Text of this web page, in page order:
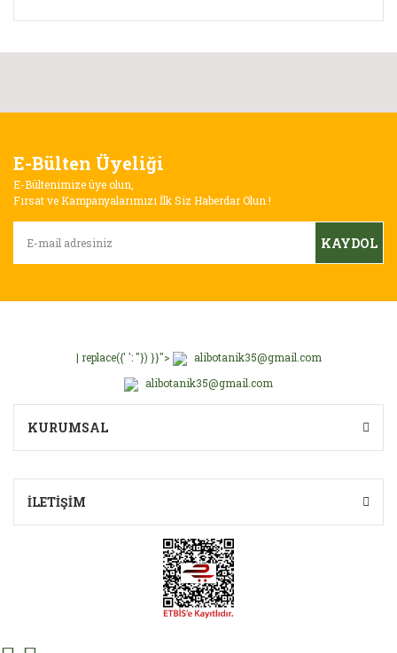
Görüş ve önerileriniz için teşekkür ederiz.
Ürün resmi kalitesiz, bozuk veya görüntülenemiyor.
Ürün açıklamasında eksik bilgiler bulunuyor.
Ürün fiyatı diğer sitelerden daha pahalı.
E-Bülten Üyeliği
E-Bültenimize üye olun,
Fırsat ve Kampanyalarımızı İlk Siz Haberdar Olun !
KAYDOL
| replace({' ': ''}) }}">
alibotanik35@gmail.com
alibotanik35@gmail.com
KURUMSAL
İLETİŞİM